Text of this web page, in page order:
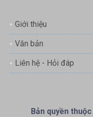
Giới thiệu
Văn bản
Liên hệ - Hỏi đáp
Bản quyền